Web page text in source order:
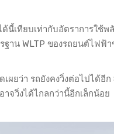
นี้เทียบเท่ากับอัตราการใช้พ
ฐาน WLTP ของรถยนต์ไฟฟ้
เผยว่า รถยังคงวิ่งต่อไปได้
าจวิ่งได้ไกลกว่านี้อีกเล็กน้อย